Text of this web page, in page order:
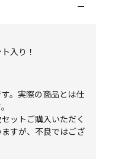
入り！
。実際の商品とは仕
ットご購入いただく
すが、不良ではござ